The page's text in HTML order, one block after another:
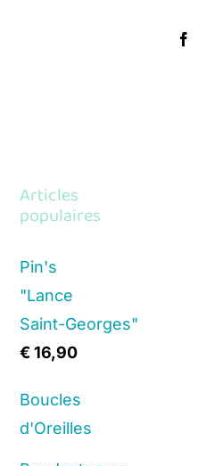
Articles
populaires
Pin's
"Lance
Saint-Georges"
€16,90
Boucles
d'Oreilles